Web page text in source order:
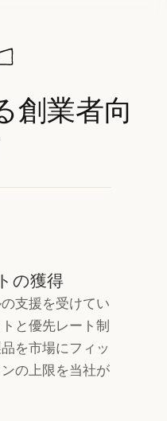
創業者向
の獲得
支援を受けてい
と優先レート制
を市場にフィッ
の上限を当社が